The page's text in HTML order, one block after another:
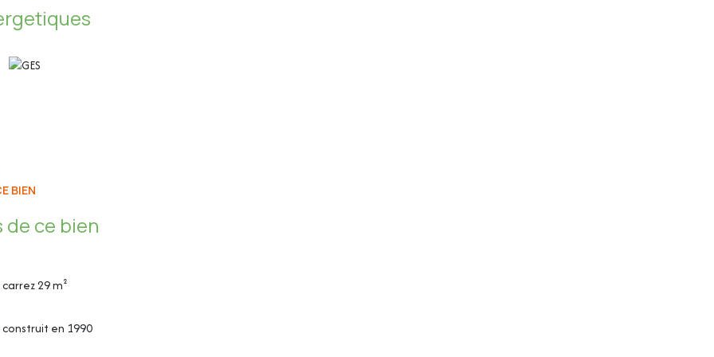
coiffeur/esthéticienne, etc.) dans la résidence
BIEN
ce bien
carrez 29 m²
construit en 1990